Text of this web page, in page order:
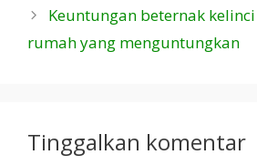
Keuntungan beternak
rumah yang menguntungkan
Tinggalkan komentar